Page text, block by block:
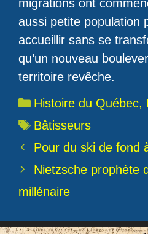
migrations ont
aussi petite population
accueillir sans se
qu’un nouveau
territoire revêche.
Catégories
Histoire du Québec,
Étiquettes
Bâtisseurs
Pour du ski de fond
Nietzsche prophète
millénaire